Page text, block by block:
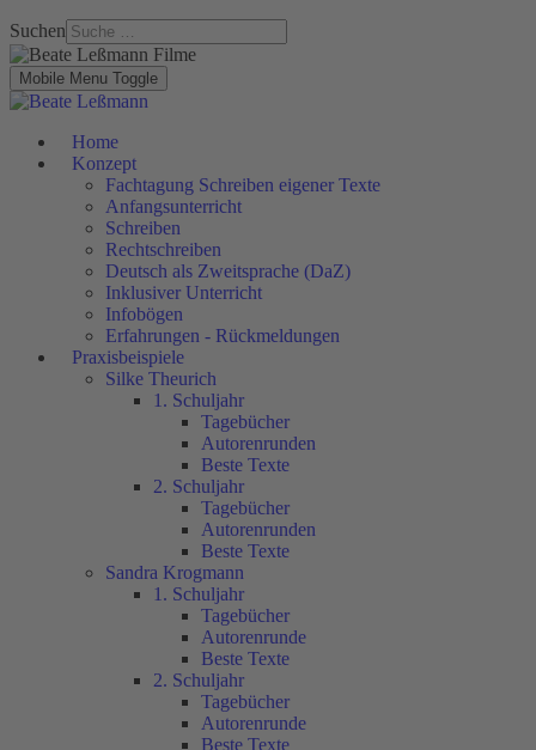
Suchen
Mobile Menu Toggle
Home
Konzept
Fachtagung Schreiben eigener Texte
Anfangsunterricht
Schreiben
Rechtschreiben
Deutsch als Zweitsprache (DaZ)
Inklusiver Unterricht
Infobögen
Erfahrungen - Rückmeldungen
Praxisbeispiele
Silke Theurich
1. Schuljahr
Tagebücher
Autorenrunden
Beste Texte
2. Schuljahr
Tagebücher
Autorenrunden
Beste Texte
Sandra Krogmann
1. Schuljahr
Tagebücher
Autorenrunde
Beste Texte
2. Schuljahr
Tagebücher
Autorenrunde
Beste Texte